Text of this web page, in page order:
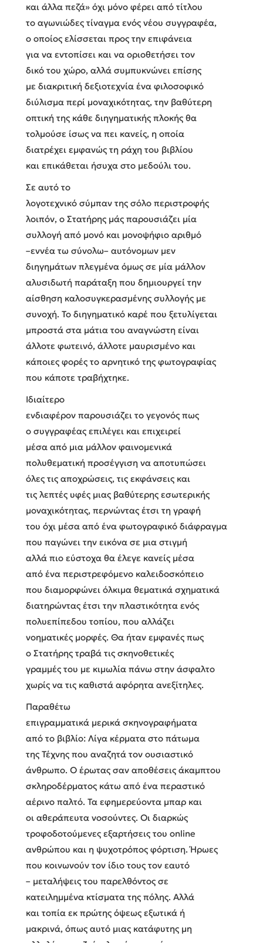
και άλλα πεζά» όχι μόνο φέρει από τίτλου
το αγωνιώδες τίναγμα ενός νέου συγγραφέα,
ο οποίος ελίσσεται προς την επιφάνεια
για να εντοπίσει και να οριοθετήσει τον
δικό του χώρο, αλλά συμπυκνώνει επίσης
με διακριτική δεξιοτεχνία ένα φιλοσοφικό
διύλισμα περί μοναχικότητας, την βαθύτερη
οπτική της κάθε διηγηματικής πλοκής θα
τολμούσε ίσως να πει κανείς, η οποία
διατρέχει εμφανώς τη ράχη του βιβλίου
και επικάθεται ήσυχα στο μεδούλι του.
Σε αυτό το
λογοτεχνικό σύμπαν της σόλο περιστροφής
λοιπόν, ο Στατήρης μάς παρουσιάζει μία
συλλογή από μονό και μονοψήφιο αριθμό
–εννέα τω σύνολω– αυτόνομων μεν
διηγημάτων πλεγμένα όμως σε μία μάλλον
αλυσιδωτή παράταξη που δημιουργεί την
αίσθηση καλοσυγκερασμένης συλλογής με
συνοχή. Το διηγηματικό καρέ που ξετυλίγεται
μπροστά στα μάτια του αναγνώστη είναι
άλλοτε φωτεινό, άλλοτε μαυρισμένο και
κάποιες φορές το αρνητικό της φωτογραφίας
που κάποτε τραβήχτηκε.
Ιδιαίτερο
ενδιαφέρον παρουσιάζει το γεγονός πως
ο συγγραφέας επιλέγει και επιχειρεί
μέσα από μια μάλλον φαινομενικά
πολυθεματική προσέγγιση να αποτυπώσει
όλες τις αποχρώσεις, τις εκφάνσεις και
τις λεπτές υφές μιας βαθύτερης εσωτερικής
μοναχικότητας, περνώντας έτσι τη γραφή
του όχι μέσα από ένα φωτογραφικό διάφραγμα
που παγώνει την εικόνα σε μια στιγμή
αλλά πιο εύστοχα θα έλεγε κανείς μέσα
από ένα περιστρεφόμενο καλειδοσκόπειο
που διαμορφώνει όλκιμα θεματικά σχηματικά
διατηρώντας έτσι την πλαστικότητα ενός
πολυεπίπεδου τοπίου, που αλλάζει
νοηματικές μορφές. Θα ήταν εμφανές πως
ο Στατήρης τραβά τις σκηνοθετικές
γραμμές του με κιμωλία πάνω στην άσφαλτο
χωρίς να τις καθιστά αφόρητα ανεξίτηλες.
Παραθέτω
επιγραμματικά μερικά σκηνογραφήματα
από το βιβλίο: Λίγα κέρματα στο πάτωμα
της Τέχνης που αναζητά τον ουσιαστικό
άνθρωπο. Ο έρωτας σαν αποθέσεις άκαμπτου
σκληροδέρματος κάτω από ένα περαστικό
αέρινο παλτό. Τα εφημερεύοντα μπαρ και
οι αθεράπευτα νοσούντες. Οι διαρκώς
τροφοδοτούμενες εξαρτήσεις του online
ανθρώπου και η ψυχοτρόπος φόρτιση. Ήρωες
που κοινωνούν τον ίδιο τους τον εαυτό
– μεταλήψεις του παρελθόντος σε
κατειλημμένα κτίσματα της πόλης. Αλλά
και τοπία εκ πρώτης όψεως εξωτικά ή
μακρινά, όπως αυτό μιας κατάφυτης μη